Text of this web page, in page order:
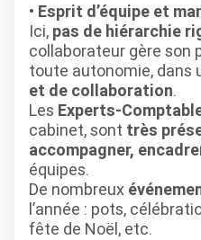
Esprit d’équipe et
Ici, pas de hiérarchie
collaborateur gère son
toute autonomie, dans
et de collaboration.
Les Experts-
cabinet, sont très
accompagner,
équipes.
De nombreux
l’année : pots,
fête de Noël, etc.